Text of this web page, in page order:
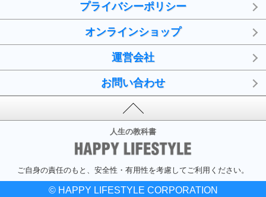
プライバシーポリシー
オンラインショップ
運営会社
お問い合わせ
人生の教科書
ご自身の責任のもと、安全性・有用性を考慮してご利用ください。
© HAPPY LIFESTYLE CORPORATION